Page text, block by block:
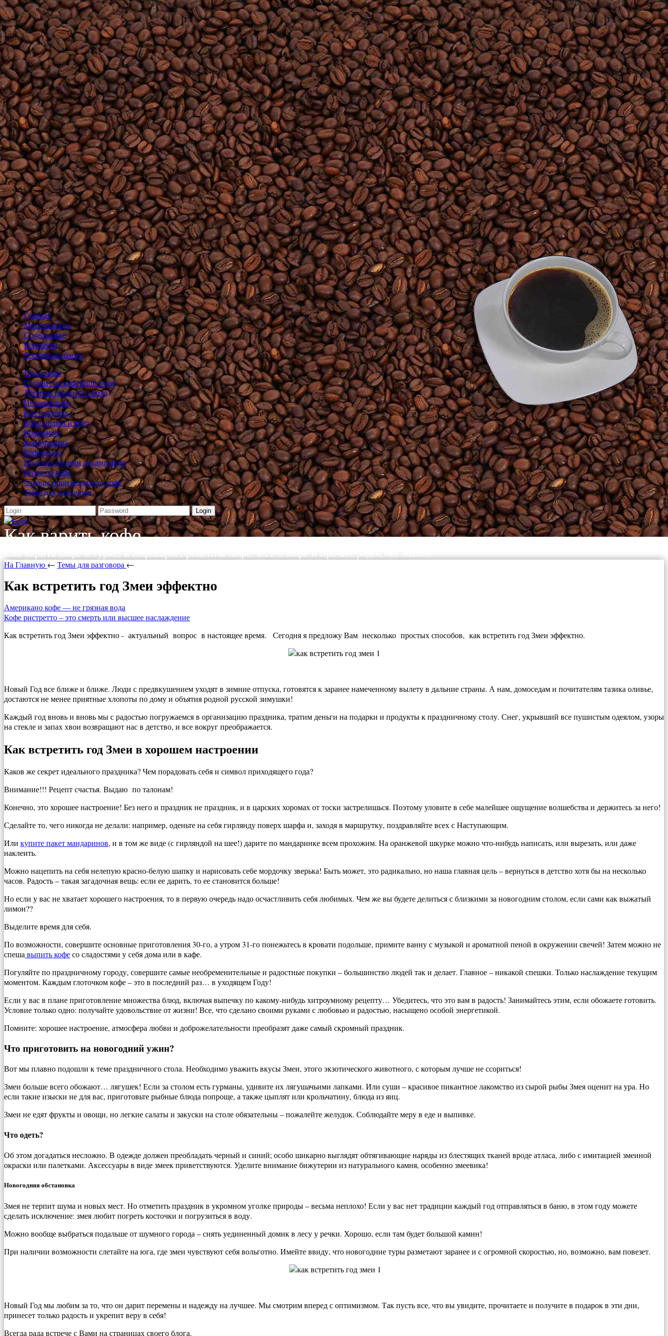
Главная
Миссия блога
Содержание
Контакты
Реклама на блоге
Виды кофе
Гадание на кофейной гуще
Десерты рецепты с фото
История кофе
Как похудеть
Кофе польза и вред
Кофеварка
Кофемашина
Кофемолка
Поделки своими руками фото
Рецепты кофе
Страны производители кофе
Темы для разговора
Login
Как варить кофе
На Главную ← Темы для разговора ←
Как встретить год Змеи эффектно
Американо кофе — не грязная вода
Кофе ристретто – это смерть или высшее наслаждение
Как встретить год Змеи эффектно - актуальный вопрос в настоящее время. Сегодня я предложу Вам несколько простых способов, как встретить год Змеи эффектно.
Новый Год все ближе и ближе. Люди с предвкушением уходят в зимние отпуска, готовятся к заранее намеченному вылету в дальние страны. А нам, домоседам и почитателям тазика оливье,
достаются не менее приятные хлопоты по дому и объятия родной русской зимушки!
Каждый год вновь и вновь мы с радостью погружаемся в организацию праздника, тратим деньги на подарки и продукты к праздничному столу. Снег, укрывший все пушистым одеялом, узоры
на стекле и запах хвои возвращают нас в детство, и все вокруг преображается.
Как встретить год Змеи в хорошем настроении
Каков же секрет идеального праздника? Чем порадовать себя и символ приходящего года?
Внимание!!! Рецепт счастья. Выдаю по талонам!
Конечно, это хорошее настроение! Без него и праздник не праздник, и в царских хоромах от тоски застрелишься. Поэтому уловите в себе малейшее ощущение волшебства и держитесь за него!
Сделайте то, чего никогда не делали: например, оденьте на себя гирлянду поверх шарфа и, заходя в маршрутку, поздравляйте всех с Наступающим.
Или купите пакет мандаринов, и в том же виде (с гирляндой на шее!) дарите по мандаринке всем прохожим. На оранжевой шкурке можно что-нибудь написать, или вырезать, или даже
наклеить.
Можно нацепить на себя нелепую красно-белую шапку и нарисовать себе мордочку зверька! Быть может, это радикально, но наша главная цель – вернуться в детство хотя бы на несколько
часов. Радость – такая загадочная вещь: если ее дарить, то ее становится больше!
Но если у вас не хватает хорошего настроения, то в первую очередь надо осчастливить себя любимых. Чем же вы будете делиться с близкими за новогодним столом, если сами как выжатый
лимон??
Выделите время для себя.
По возможности, совершите основные приготовления 30-го, а утром 31-го понежьтесь в кровати подольше, примите ванну с музыкой и ароматной пеной в окружении свечей! Затем можно не
спешавыпить кофесо сладостями у себя дома или в кафе.
Погуляйте по праздничному городу, совершите самые необременительные и радостные покупки – большинство людей так и делает. Главное – никакой спешки. Только наслаждение текущим
моментом. Каждым глоточком кофе – это в последний раз… в уходящем Году!
Если у вас в плане приготовление множества блюд, включая выпечку по какому-нибудь хитроумному рецепту… Убедитесь, что это вам в радость! Занимайтесь этим, если обожаете готовить.
Условие только одно: получайте удовольствие от жизни! Все, что сделано своими руками с любовью и радостью, насыщено особой энергетикой.
Помните: хорошее настроение, атмосфера любви и доброжелательности преобразят даже самый скромный праздник.
Что приготовить на новогодний ужин?
Вот мы плавно подошли к теме праздничного стола. Необходимо уважить вкусы Змеи, этого экзотического животного, с которым лучше не ссориться!
Змеи больше всего обожают… лягушек! Если за столом есть гурманы, удивите их лягушачьими лапками. Или суши – красивое пикантное лакомство из сырой рыбы Змея оценит на ура. Но
если такие изыски не для вас, приготовьте рыбные блюда попроще, а также цыплят или крольчатину, блюда из яиц.
Змеи не едят фрукты и овощи, но легкие салаты и закуски на столе обязательны – пожалейте желудок. Соблюдайте меру в еде и выпивке.
Что одеть?
Об этом догадаться несложно. В одежде должен преобладать черный и синий; особо шикарно выглядят обтягивающие наряды из блестящих тканей вроде атласа, либо с имитацией змеиной
окраски или палетками. Аксессуары в виде змеек приветствуются. Уделите внимание бижутерии из натурального камня, особенно змеевика!
Новогодняя обстановка
Змея не терпит шума и новых мест. Но отметить праздник в укромном уголке природы – весьма неплохо! Если у вас нет традиции каждый год отправляться в баню, в этом году можете
сделать исключение: змея любит погреть косточки и погрузиться в воду.
Можно вообще выбраться подальше от шумного города – снять уединенный домик в лесу у речки. Хорошо, если там будет большой камин!
При наличии возможности слетайте на юга, где змеи чувствуют себя вольготно. Имейте ввиду, что новогодние туры разметают заранее и с огромной скоростью, но, возможно, вам повезет.
Новый Год мы любим за то, что он дарит перемены и надежду на лучшее. Мы смотрим вперед с оптимизмом. Так пусть все, что вы увидите, прочитаете и получите в подарок в эти дни,
принесет только радость и укрепит веру в себя!
Всегда рада встрече с Вами на страницах своего блога.